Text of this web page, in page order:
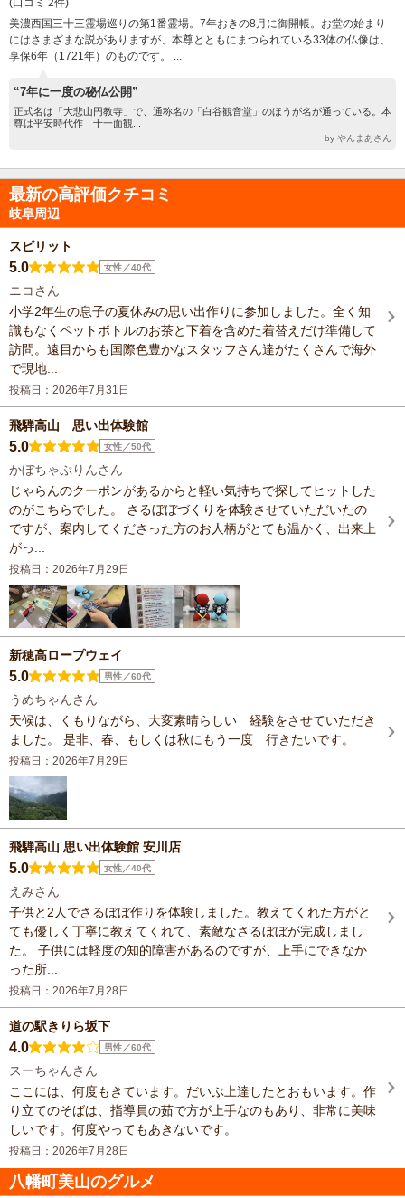
(口コミ 2件)
美濃西国三十三霊場巡りの第1番霊場。7年おきの8月に御開帳。お堂の始まり
にはさまざまな説がありますが、本尊とともにまつられている33体の仏像は、
享保6年（1721年）のものです。 ...
“7年に一度の秘仏公開”
正式名は「大悲山円教寺」で、通称名の「白谷観音堂」のほうが名が通っている。本
尊は平安時代作「十一面観...
by やんまあさん
最新の高評価クチコミ
岐阜周辺
スピリット
5.0 女性／40代
ニコさん
小学2年生の息子の夏休みの思い出作りに参加しました。全く知
識もなくペットボトルのお茶と下着を含めた着替えだけ準備して
訪問。遠目からも国際色豊かなスタッフさん達がたくさんで海外
で現地...
投稿日：2026年7月31日
飛騨高山 思い出体験館
5.0 女性／50代
かぼちゃぷりんさん
じゃらんのクーポンがあるからと軽い気持ちで探してヒットした
のがこちらでした。 さるぼぼづくりを体験させていただいたの
ですが、案内してくださった方のお人柄がとても温かく、出来上
がっ...
投稿日：2026年7月29日
新穂高ロープウェイ
5.0 男性／60代
うめちゃんさん
天候は、くもりながら、大変素晴らしい 経験をさせていただき
ました。 是非、春、もしくは秋にもう一度 行きたいです。
投稿日：2026年7月29日
飛騨高山 思い出体験館 安川店
5.0 女性／40代
えみさん
子供と2人でさるぼぼ作りを体験しました。教えてくれた方がと
ても優しく丁寧に教えてくれて、素敵なさるぼぼが完成しまし
た。 子供には軽度の知的障害があるのですが、上手にできなか
った所...
投稿日：2026年7月28日
道の駅きりら坂下
4.0 男性／60代
スーちゃんさん
ここには、何度もきています。だいぶ上達したとおもいます。作
り立てのそばは、指導員の茹で方が上手なのもあり、非常に美味
しいです。何度やってもあきないです。
投稿日：2026年7月28日
八幡町美山のグルメ